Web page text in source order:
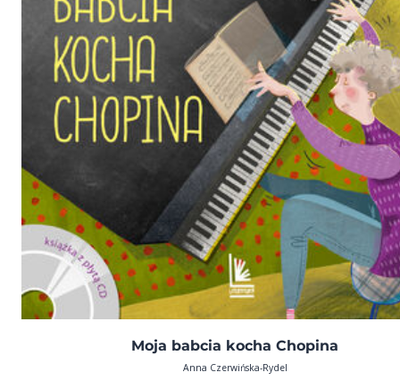
Moja babcia kocha Chopina
Anna Czerwińska-Rydel